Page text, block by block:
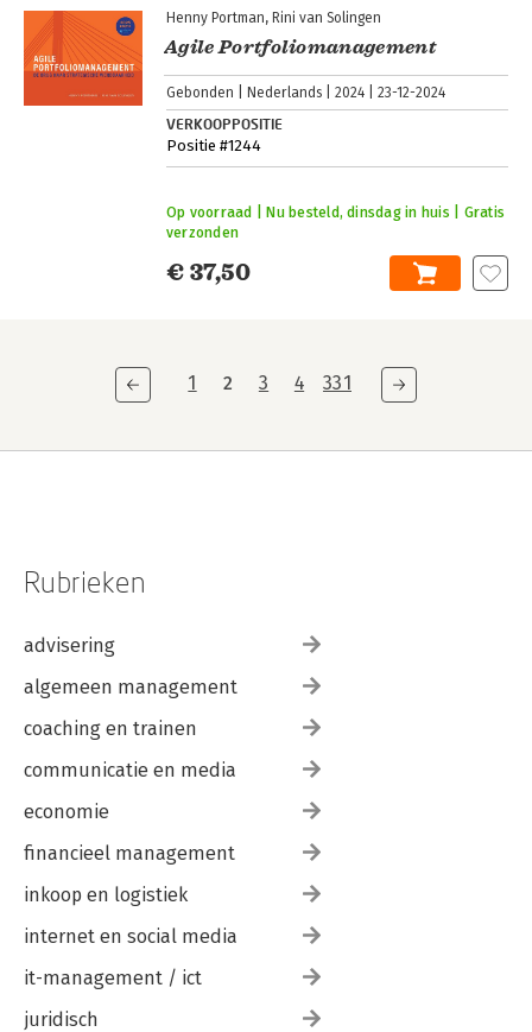
Henny Portman Rini van Solingen
Agile Portfoliomanagement
Gebonden Nederlands 2024 23-12-2024
VERKOOPPOSITIE
Positie #1244
€ 37,50
Op voorraad | Nu besteld, dinsdag in huis | Gratis
verzonden
1 2 3 4 331
Rubrieken
advisering
algemeen management
coaching en trainen
communicatie en media
economie
financieel management
inkoop en logistiek
internet en social media
it-management / ict
juridisch